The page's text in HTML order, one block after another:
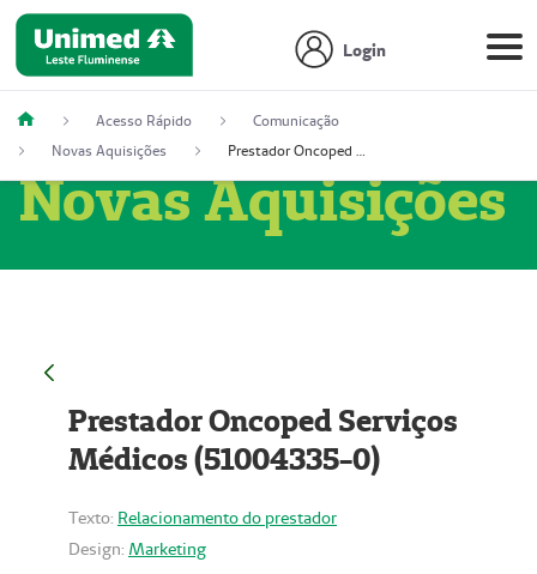
Login
Acesso Rápido
Comunicação
Novas Aquisições
Prestador Oncoped Serviços Médicos (51004335-0)
Novas Aquisições
Prestador Oncoped Serviços
Médicos (51004335-0)
Texto: Relacionamento do prestador
Design: Marketing